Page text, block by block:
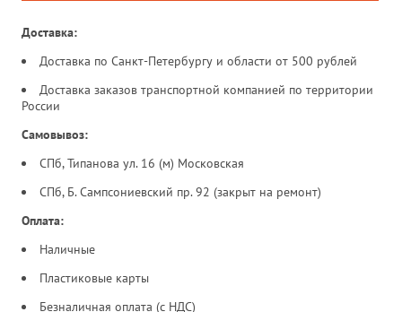
Доставка:
Доставка по Санкт-Петербургу и области от 500 рублей
Доставка заказов транспортной компанией по территории
России
Самовывоз:
СПб, Типанова ул. 16 (м) Московская
СПб, Б. Сампсониевский пр. 92 (закрыт на ремонт)
Оплата:
Наличные
Пластиковые карты
Безналичная оплата (с НДС)